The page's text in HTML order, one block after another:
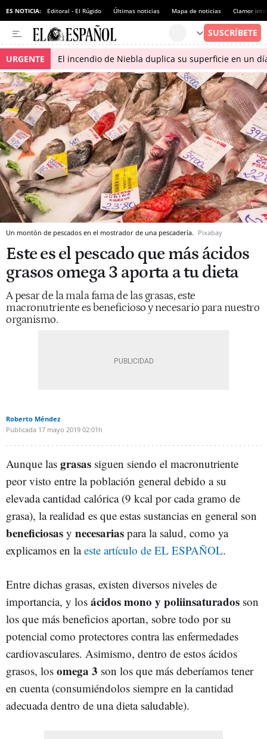
ES NOTICIA: Editoral - El Rúgido Últimas noticias Mapa de noticias Clamor
URGENTE El incendio de Niebla duplica su superficie en un
Un montón de pescados en el mostrador de una pescadería. Pixabay
Este es el pescado que más ácidos
grasos omega 3 aporta a tu dieta
A pesar de la mala fama de las grasas, este
macronutriente es beneficioso y necesario para nuestro
organismo.
Roberto Méndez
Publicada 17 mayo 2019 02:01h
Aunque las grasas siguen siendo el macronutriente
peor visto entre la población general debido a su
elevada cantidad calórica (9 kcal por cada gramo de
grasa), la realidad es que estas sustancias en general son
beneficiosas y necesarias para la salud, como ya
explicamos en laeste artículo de EL ESPAÑOL.
Entre dichas grasas, existen diversos niveles de
importancia, y los ácidos mono y poliinsaturados son
los que más beneficios aportan, sobre todo por su
potencial como protectores contra las enfermedades
cardiovasculares. Asimismo, dentro de estos ácidos
grasos, los omega 3 son los que más deberíamos tener
en cuenta (consumiéndolos siempre en la cantidad
adecuada dentro de una dieta saludable).